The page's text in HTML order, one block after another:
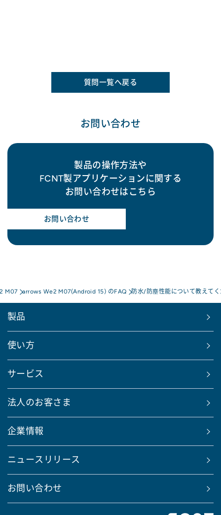
質問一覧へ戻る
お問い合わせ
製品の操作方法や
FCNT製アプリケーションに関する
お問い合わせはこちら
お問い合わせ
M07 arrows We2 M07(Android 15) のFAQ 防水/防塵性能について教えて
製品
使い方
サービス
法人のお客さま
企業情報
ニュースリリース
お問い合わせ